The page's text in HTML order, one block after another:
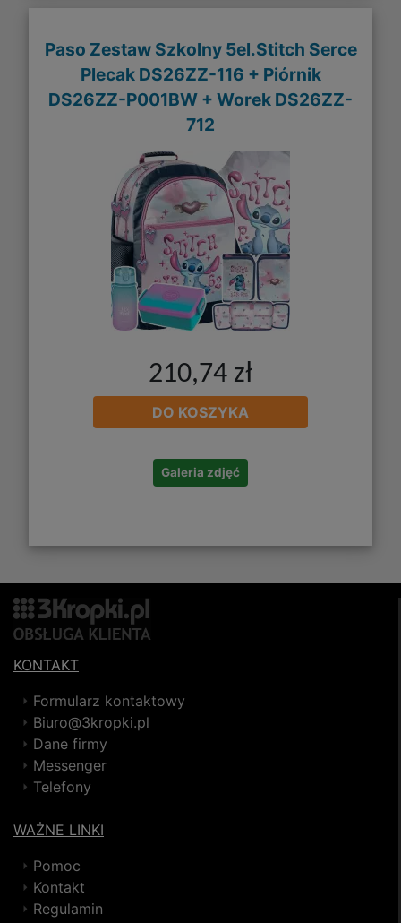
Paso Zestaw Szkolny 5el.Stitch Serce
Plecak DS26ZZ-116 + Piórnik
DS26ZZ-P001BW + Worek DS26ZZ-
712
210,74 zł
DO KOSZYKA
Galeria zdjęć
KONTAKT
Formularz kontaktowy
Biuro@3kropki.pl
Dane firmy
Messenger
Telefony
WAŻNE LINKI
Pomoc
Kontakt
Regulamin